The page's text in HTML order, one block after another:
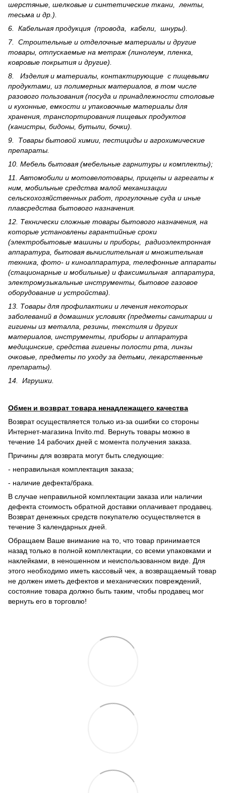
шерс­тя­ные, шелковые и синтетические ткани, ленты,
тесьма и др.).
6. Кабельная продукция (провода, кабели, шнуры).
7. Строительные и отделочные материалы и другие
товары, отпускаемые на метраж (линолеум, пленка,
ковровые покрытия и другие).
8. Изделия и материалы, контактирующие с пищевыми
продуктами, из полимерных материалов, в том числе
разового пользования (посуда и принадлежности столовые
и кухонные, емкости и упаковочные материалы для
хранения, транспортирования пищевых продуктов
(канистры, бидоны, бутыли, бочки).
9. Товары бытовой химии, пестициды и агрохи­мические
препараты.
10. Мебель бытовая (мебельные гарнитуры и комплекты);
11. Автомобили и мотовелотовары, прицепы и агрегаты к
ним, мобильные средства малой механизации
сельскохозяйственных работ, прогулочные суда и иные
плавсредства бытового назначения.
12. Технически сложные товары бытового назна­чения, на
которые установлены гарантийные сроки
(электробытовые машины и приборы, радиоэлектронная
аппаратура, бытовая вычислительная и множительная
техника, фото- и киноаппаратура, телефонные аппараты
(стационарные и мобильные) и факсимильная аппаратура,
электрому­зыкальные инструменты, бытовое газовое
оборудование и устройства).
13. Товары для профилактики и лечения некоторых
заболеваний в домашних условиях (предметы санитарии и
гигиены из металла, резины, текстиля и других
материалов, инструменты, приборы и аппаратура
медицинские, средства гигиены полости рта, линзы
очковые, предметы по уходу за детьми, лекарственные
препараты).
14. Игрушки.
Обмен и возврат товара ненадлежащего качества
Возврат осуществляется только из-за ошибки со стороны
Интернет-магазина Invito.md. Вернуть товары можно в
течение 14 рабочих дней с момента получения заказа.
Причины для возврата могут быть следующие:
- неправильная комплектация заказа;
- наличие дефекта/брака.
В случае неправильной комплектации заказа или наличии
дефекта стоимость обратной доставки оплачивает продавец.
Возврат денежных средств покупателю осуществляется в
течение 3 календарных дней.
Обращаем Ваше внимание на то, что товар принимается
назад только в полной комплектации, со всеми упаковками и
наклейками, в неношенном и неиспользованном виде. Для
этого необходимо иметь кассовый чек, а возвращаемый товар
не должен иметь дефектов и механических повреждений,
состояние товара должно быть таким, чтобы продавец мог
вернуть его в торговлю!